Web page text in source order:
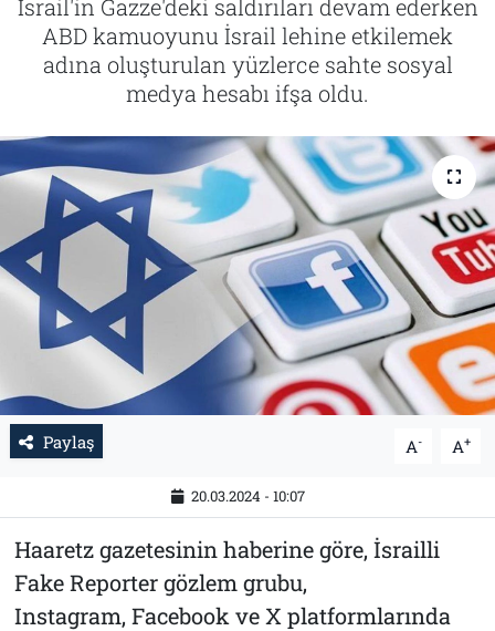
İsrail'in Gazze'deki saldırıları devam ederken
ABD kamuoyunu İsrail lehine etkilemek
adına oluşturulan yüzlerce sahte sosyal
medya hesabı ifşa oldu.
Paylaş A- A+
20.03.2024 - 10:07
Haaretz gazetesinin haberine göre, İsrailli
Fake Reporter gözlem grubu,
Instagram, Facebook ve X platformlarında
Tarih
İletişim